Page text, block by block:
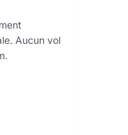
Aucun vol